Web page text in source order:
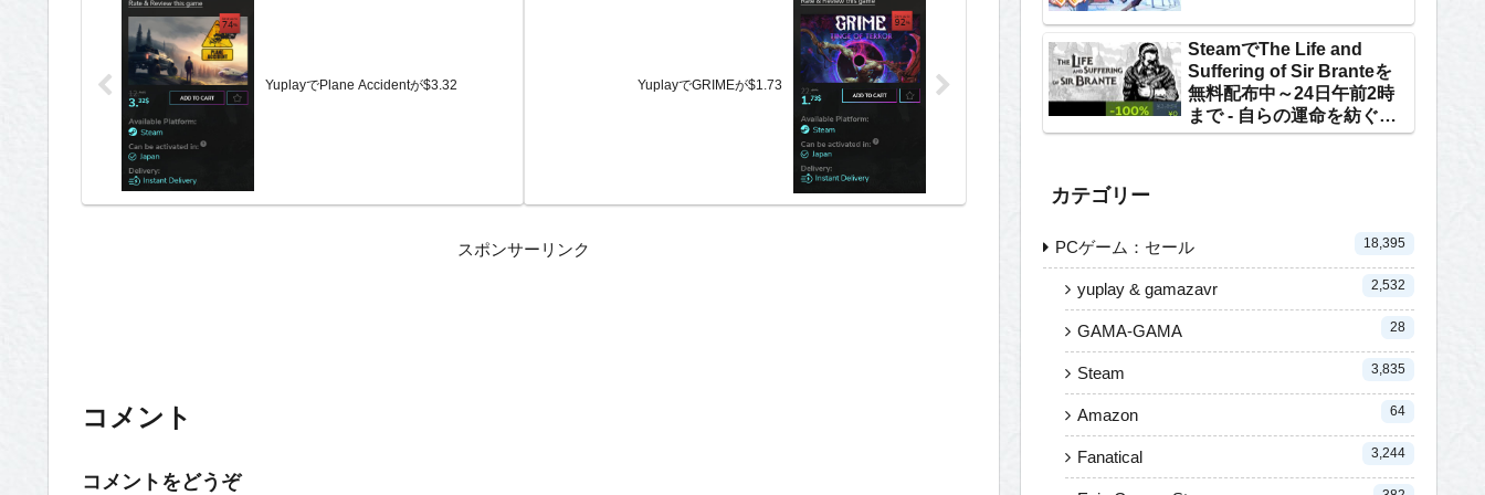
YuplayでPlane Accidentが$3.32 YuplayでGRIMEが$1.73
スポンサーリンク
コメント
コメントをどうぞ
SteamでThe Life and
Suffering of Sir Branteを
無料配布中～24日午前2時
まで - 自らの運命を紡ぐテ
キストRPG
カテゴリー
PCゲーム：セール 18,395
yuplay & gamazavr 2,532
GAMA-GAMA 28
Steam 3,835
Amazon 64
Fanatical 3,244